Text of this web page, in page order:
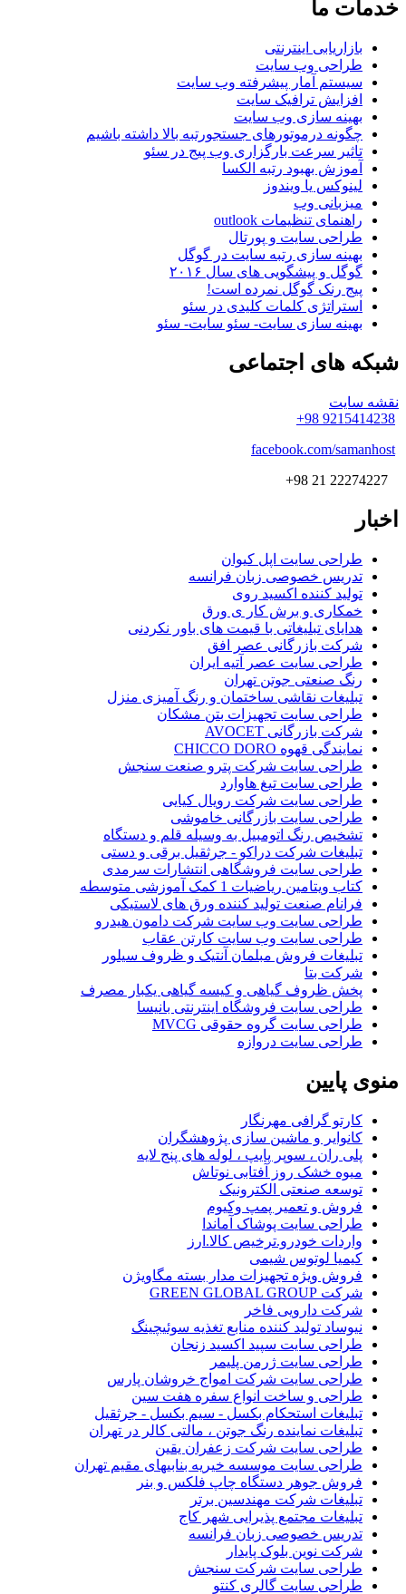
خدمات ما
بازاریابی اینترنتی
طراحی وب سایت
سیستم آمار پیشرفته وب سایت
افزایش ترافیک سایت
بهینه سازی وب سایت
چگونه درموتورهای جستجورتبه بالا داشته باشیم
تاثیر سرعت بارگزاری وب پیج در سئو
آموزش بهبود رتبه الکسا
لینوکس یا ویندوز
میزبانی وب
راهنمای تنظیمات outlook
طراحی سایت و پورتال
بهینه سازی رتبه سایت در گوگل
گوگل و پیشگویی های سال ۲۰۱۶
پیج رنک گوگل نمرده است!
استراتژی کلمات کلیدی در سئو
بهینه سازی سایت- سئو سایت- سئو
شبکه های اجتماعی
نقشه سایت
9215414238 98+
facebook.com/samanhost
اخبار
طراحی سایت اپل کیوان
تدریس خصوصی زبان فرانسه
تولید کننده اکسید روی
خمکاری و برش کار ی ورق
هدایای تبلیغاتی با قیمت های باور نکردنی
شرکت بازرگانی عصر افق
طراحی سایت عصر آتیه ایران
رنگ صنعتی جوتن تهران
تبلیغات نقاشی ساختمان و رنگ آمیزی منزل
طراحی سایت تجهیزات بتن مشکان
شرکت بازرگانی AVOCET
نمایندگی قهوه CHICCO DORO
طراحی سایت شرکت پترو صنعت سنجش
طراحی سایت تیغ هاوارد
طراحی سایت شرکت رویال کیایی
طراحی سایت بازرگانی خاموشی
تشخیص رنگ اتومبیل به وسیله قلم و دستگاه
تبلیغات شرکت دراکو - جرثقیل برقی و دستی
طراحی سایت فروشگاهی انتشارات سرمدی
کتاب ویتامین ریاضیات 1 کمک آموزشی متوسطه
فرانام صنعت تولید کننده ورق های لاستیکی
طراحی سایت وب سایت شرکت دامون هیدرو
طراحی سایت وب سایت کارتن عقاب
تبلیغات فروش مبلمان آنتیک و ظروف سیلور
شرکت بتا
پخش ظروف گیاهی و کیسه گیاهی یکبار مصرف
طراحی سایت فروشگاه اینترنتی بانیسا
طراحی سایت گروه حقوقی MVCG
طراحی سایت دروازه
منوی پایین
کارتو گرافی مهرنگار
کانوایر و ماشین سازی پژوهشگران
پلی ران ، سوپر پایپ ، لوله های پنج لایه
میوه خشک روز آفتابی نوتاش
توسعه صنعتی الکترونیک
فروش و تعمیر پمپ وکیوم
طراحی سایت پوشاک آماندا
واردات خودرو.ترخیص کالا.ارز
کیمیا لوتوس شیمی
فروش ویژه تجهیزات مدار بسته مگاویژن
شرکت GREEN GLOBAL GROUP
شرکت دارویی فاخر
نیوساد تولید کننده منابع تغذیه سوئیچینگ
طراحی سایت سپید اکسید زنجان
طراحی سایت ژرمن پلیمر
طراحی سایت شرکت امواج خروشان پارس
طراحی و ساخت انواع سفره هفت سین
تبلیغات استحکام بکسل - سیم بکسل - جرثقیل
تبلیغات نماینده رنگ جوتن ، مالتی کالر در تهران
طراحی سایت شرکت زعفران یقین
طراحی سایت موسسه خیریه بنابیهای مقیم تهران
فروش جوهر دستگاه چاپ فلکس و بنر
تبلیغات شرکت مهندسین برتر
تبلیغات مجتمع پذیرایی شهر کاج
تدریس خصوصی زبان فرانسه
شرکت نوین بلوک پایدار
طراحی سایت شرکت سنجش
طراحی سایت گالری کنتو